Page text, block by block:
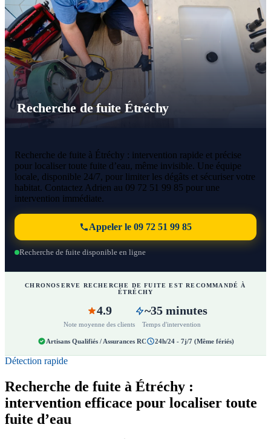
Recherche de fuite Étréchy
Recherche de fuite à Étréchy : intervention rapide et précise
pour localiser toute fuite d’eau, même invisible. Une équipe
locale, disponible 24/7, pour limiter les dégâts et sécuriser votre
habitat. Contactez Adrien au 09 72 51 99 85 pour une
intervention immédiate.
Appeler le 09 72 51 99 85
Recherche de fuite disponible en ligne
CHRONOSERVE RECHERCHE DE FUITE EST RECOMMANDÉ À
ÉTRÉCHY
4.9
Note moyenne des clients
~35 minutes
Temps d'intervention
Artisans Qualifiés / Assurances RC 24h/24 - 7j/7 (Même fériés)
Détection rapide
Recherche de fuite à Étréchy :
intervention efficace pour localiser toute
fuite d’eau